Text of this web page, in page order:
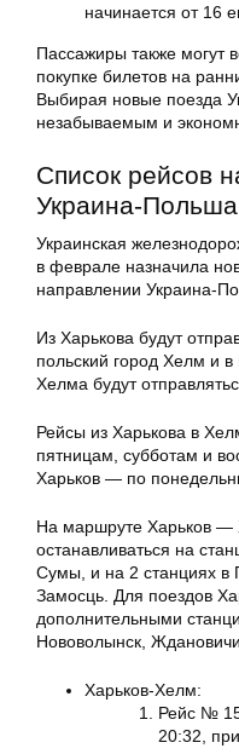
начинается от 16
Пассажиры также могут
покупке билетов на
Выбирая новые поезда
незабываемым и
Список рейсов
Украина-Польша
Украинская
в феврале назначила
направлении Украина-
Из Харькова будут
польский город Хелм и
Хелма будут
Рейсы из Харькова в
пятницам, субботам и
Харьков — по
На маршруте Харьков —
останавливаться на
Сумы, и на 2 станциях в
Замосць. Для поездов
дополнительными
Нововолынск, Ждановичи.
Харьков-Хелм:
Рейс №
20:32,